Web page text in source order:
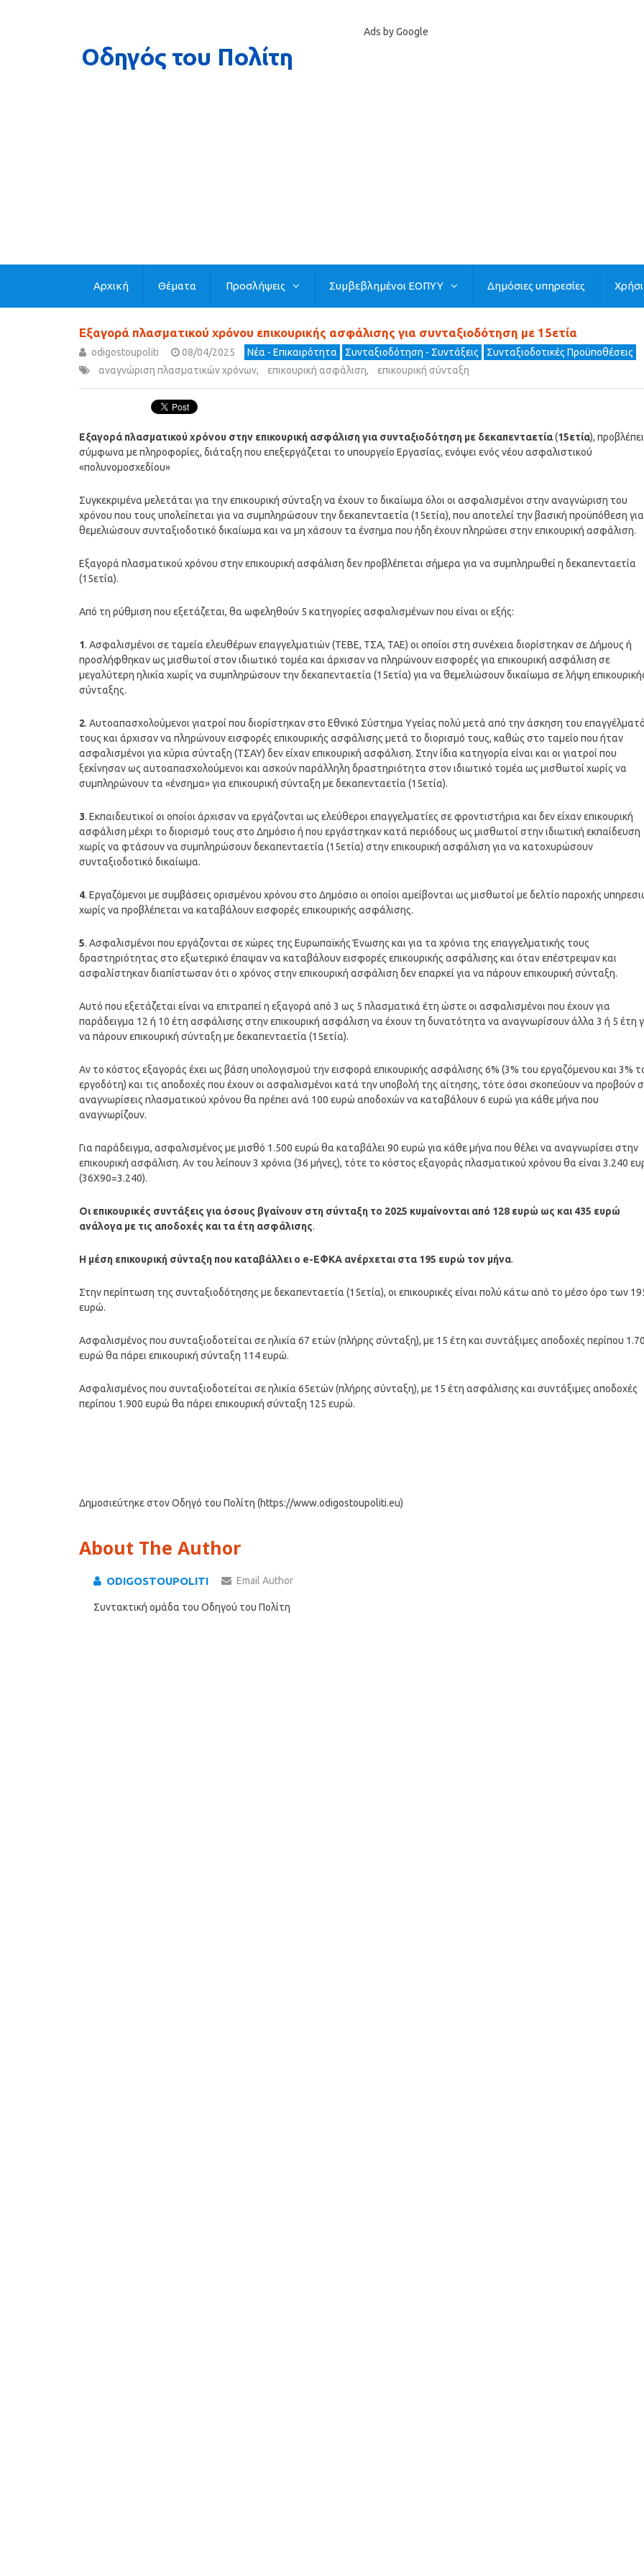
Ads by Google
Αρχική Θέματα Προσλήψεις Συμβεβλημένοι ΕΟΠΥΥ Δημόσιες υπηρεσίες
Εξαγορά πλασματικού χρόνου επικουρικής ασφάλισης για συνταξιοδότηση με 15ετία
odigostoupoliti 08/04/2025 Νέα - Επικαιρότητα Συνταξιοδότηση - Συντάξεις
Συνταξιοδοτικές Προϋποθέσεις
αναγνώριση πλασματικών χρόνων, επικουρική ασφάλιση, επικουρική σύνταξη
Εξαγορά πλασματικού χρόνου στην επικουρική ασφάλιση για συνταξιοδότηση με δεκαπενταετία(15ετία),
σύμφωνα με πληροφορίες, διάταξη που επεξεργάζεται το υπουργείο Εργασίας, ενόψει ενός νέου ασφαλιστικού
«πολυνομοσχεδίου»
Συγκεκριμένα μελετάται για την επικουρική σύνταξη να έχουν το δικαίωμα όλοι οι ασφαλισμένοι στην αναγνώριση του
χρόνου που τους υπολείπεται για να συμπληρώσουν την δεκαπενταετία (15ετία), που αποτελεί την βασική προϋπόθεση
θεμελιώσουν συνταξιοδοτικό δικαίωμα και να μη χάσουν τα ένσημα που ήδη έχουν πληρώσει στην επικουρική ασφάλιση.
Εξαγορά πλασματικού χρόνου στην επικουρική ασφάλιση δεν προβλέπεται σήμερα για να συμπληρωθεί η δεκαπενταετία
(15ετία).
Από τη ρύθμιση που εξετάζεται, θα ωφεληθούν 5 κατηγορίες ασφαλισμένων που είναι οι εξής:
1. Ασφαλισμένοι σε ταμεία ελευθέρων επαγγελματιών (ΤΕΒΕ, ΤΣΑ, ΤΑΕ) οι οποίοι στη συνέχεια διορίστηκαν σε Δήμους ή
προσλήφθηκαν ως μισθωτοί στον ιδιωτικό τομέα και άρχισαν να πληρώνουν εισφορές για επικουρική ασφάλιση σε
μεγαλύτερη ηλικία χωρίς να συμπληρώσουν την δεκαπενταετία (15ετία) για να θεμελιώσουν δικαίωμα σε λήψη
σύνταξης.
2. Αυτοαπασχολούμενοι γιατροί που διορίστηκαν στο Εθνικό Σύστημα Υγείας πολύ μετά από την άσκηση του
τους και άρχισαν να πληρώνουν εισφορές επικουρικής ασφάλισης μετά το διορισμό τους, καθώς στο ταμείο που ήταν
ασφαλισμένοι για κύρια σύνταξη (ΤΣΑΥ) δεν είχαν επικουρική ασφάλιση. Στην ίδια κατηγορία είναι και οι γιατροί που
ξεκίνησαν ως αυτοαπασχολούμενοι και ασκούν παράλληλη δραστηριότητα στον ιδιωτικό τομέα ως μισθωτοί χωρίς να
συμπληρώνουν τα «ένσημα» για επικουρική σύνταξη με δεκαπενταετία (15ετία).
3. Εκπαιδευτικοί οι οποίοι άρχισαν να εργάζονται ως ελεύθεροι επαγγελματίες σε φροντιστήρια και δεν είχαν επικουρική
ασφάλιση μέχρι το διορισμό τους στο Δημόσιο ή που εργάστηκαν κατά περιόδους ως μισθωτοί στην ιδιωτική εκπαίδευση
χωρίς να φτάσουν να συμπληρώσουν δεκαπενταετία (15ετία) στην επικουρική ασφάλιση για να κατοχυρώσουν
συνταξιοδοτικό δικαίωμα.
4. Εργαζόμενοι με συμβάσεις ορισμένου χρόνου στο Δημόσιο οι οποίοι αμείβονται ως μισθωτοί με δελτίο παροχής
χωρίς να προβλέπεται να καταβάλουν εισφορές επικουρικής ασφάλισης.
5. Ασφαλισμένοι που εργάζονται σε χώρες της Ευρωπαϊκής Ένωσης και για τα χρόνια της επαγγελματικής τους
δραστηριότητας στο εξωτερικό έπαψαν να καταβάλουν εισφορές επικουρικής ασφάλισης και όταν επέστρεψαν και
ασφαλίστηκαν διαπίστωσαν ότι ο χρόνος στην επικουρική ασφάλιση δεν επαρκεί για να πάρουν επικουρική σύνταξη.
Αυτό που εξετάζεται είναι να επιτραπεί η εξαγορά από 3 ως 5 πλασματικά έτη ώστε οι ασφαλισμένοι που έχουν για
παράδειγμα 12 ή 10 έτη ασφάλισης στην επικουρική ασφάλιση να έχουν τη δυνατότητα να αναγνωρίσουν άλλα 3 ή 5 έτη
να πάρουν επικουρική σύνταξη με δεκαπενταετία (15ετία).
Αν το κόστος εξαγοράς έχει ως βάση υπολογισμού την εισφορά επικουρικής ασφάλισης 6% (3% του εργαζόμενου και 3%
εργοδότη) και τις αποδοχές που έχουν οι ασφαλισμένοι κατά την υποβολή της αίτησης, τότε όσοι σκοπεύουν να προβούν
αναγνωρίσεις πλασματικού χρόνου θα πρέπει ανά 100 ευρώ αποδοχών να καταβάλουν 6 ευρώ για κάθε μήνα που
αναγνωρίζουν.
Για παράδειγμα, ασφαλισμένος με μισθό 1.500 ευρώ θα καταβάλει 90 ευρώ για κάθε μήνα που θέλει να αναγνωρίσει στην
επικουρική ασφάλιση. Αν του λείπουν 3 χρόνια (36 μήνες), τότε το κόστος εξαγοράς πλασματικού χρόνου θα είναι 3.240
(36Χ90=3.240).
Οι επικουρικές συντάξεις για όσους βγαίνουν στη σύνταξη το 2025 κυμαίνονται από 128 ευρώ ως και 435 ευρώ
ανάλογα με τις αποδοχές και τα έτη ασφάλισης.
Η μέση επικουρική σύνταξη που καταβάλλει ο e-ΕΦΚΑ ανέρχεται στα 195 ευρώ τον μήνα.
Στην περίπτωση της συνταξιοδότησης με δεκαπενταετία (15ετία), οι επικουρικές είναι πολύ κάτω από το μέσο όρο των
ευρώ.
Ασφαλισμένος που συνταξιοδοτείται σε ηλικία 67 ετών (πλήρης σύνταξη), με 15 έτη και συντάξιμες αποδοχές περίπου
ευρώ θα πάρει επικουρική σύνταξη 114 ευρώ.
Ασφαλισμένος που συνταξιοδοτείται σε ηλικία 65ετών (πλήρης σύνταξη), με 15 έτη ασφάλισης και συντάξιμες αποδοχές
περίπου 1.900 ευρώ θα πάρει επικουρική σύνταξη 125 ευρώ.
Δημοσιεύτηκε στον Οδηγό του Πολίτη (https://www.odigostoupoliti.eu)
About The Author
ODIGOSTOUPOLITI Email Author
Συντακτική ομάδα του Οδηγού του Πολίτη